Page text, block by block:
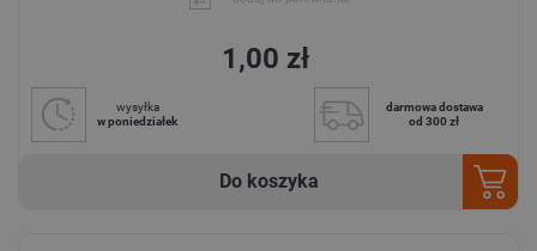
1,00 zł
wysyłka
w poniedziałek
darmowa dostawa
od 300 zł
Do koszyka